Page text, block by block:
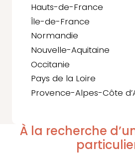
Hauts-de-France
Île-de-France
Normandie
Nouvelle-Aquitaine
Occitanie
Pays de la Loire
Provence-Alpes-Côte
À la recherche